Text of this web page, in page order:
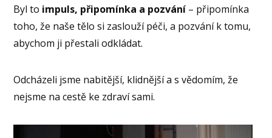
Byl to impuls, připomínka a pozvání – připomínka
toho, že naše tělo si zaslouží péči, a pozvání k tomu,
abychom ji přestali odkládat.
Odcházeli jsme nabitější, klidnější a s vědomím, že
nejsme na cestě ke zdraví sami.